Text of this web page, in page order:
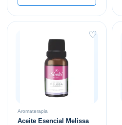
♡
Aromaterapia
Aceite Esencial Melissa